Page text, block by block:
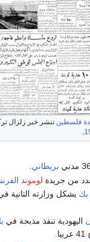
فلسطين تنشر خبر زلزال
.
بريطاني.
من جريدة لوموند
يشكل وزارته الثانية
اليهودية تنفذ مذبحة في